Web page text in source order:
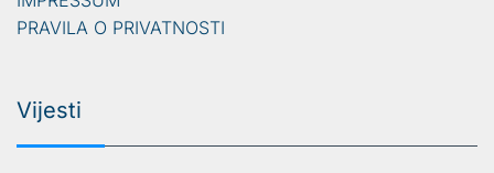
PRAVILA O PRIVATNOSTI
Vijesti